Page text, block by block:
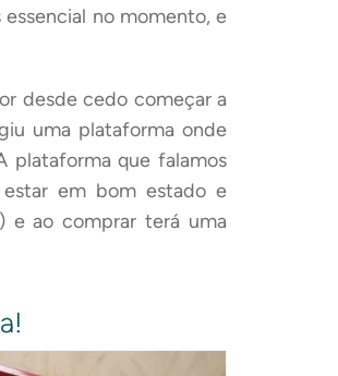
no momento, e
desde cedo começar a
uma plataforma onde
plataforma que falamos
em bom estado e
e ao comprar terá uma